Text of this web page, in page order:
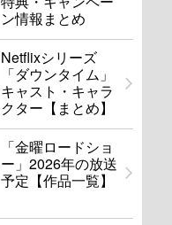
ン情報まとめ
Netflixシリーズ
「ダウンタイム」
キャスト・キャラ
クター【まとめ】
「金曜ロードショ
ー」2026年の放送
予定【作品一覧】